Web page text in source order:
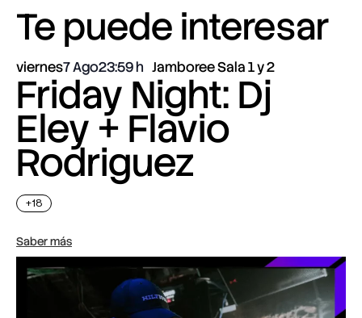
Te puede interesar
viernes7 Ago23:59 Jamboree Sala 1 y 2
Friday Night: Dj
Eley + Flavio
Rodriguez
+18
Saber más